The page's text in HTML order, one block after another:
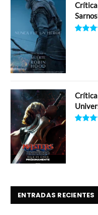
Crítica
ENTRADAS RECIENTES